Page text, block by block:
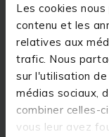
Les cookies
contenu et les
relatives aux
trafic. Nous
sur l'utilisation
médias sociaux,
combiner celles-
vous leur avez
Permet de
une bonne
Taille de canne